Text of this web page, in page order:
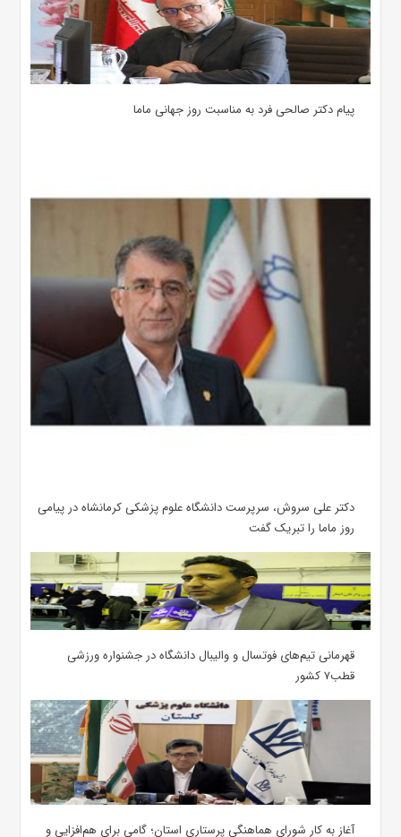
پیام دکتر صالحی فرد به مناسبت روز جهانی ماما
دکتر علی سروش، سرپرست دانشگاه علوم پزشکی کرمانشاه در پیامی
روز ماما را تبریک گفت
قهرمانی تیم‌های فوتسال و والیبال دانشگاه در جشنواره ورزشی
قطب۷ کشور
آغاز به کار شورای هماهنگی پرستاری استان؛ گامی برای هم‌افزایی و